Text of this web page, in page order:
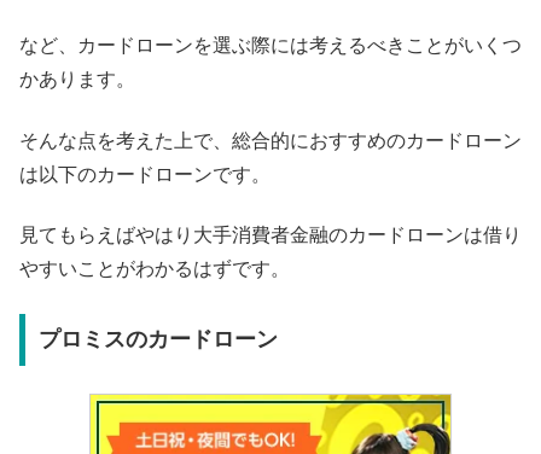
など、カードローンを選ぶ際には考えるべきことがいくつ
かあります。
そんな点を考えた上で、総合的におすすめのカードローン
は以下のカードローンです。
見てもらえばやはり大手消費者金融のカードローンは借り
やすいことがわかるはずです。
プロミスのカードローン